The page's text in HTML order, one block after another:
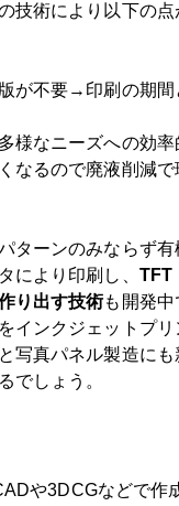
技術により以下の
が不要→印刷の期間
様なニーズへの効
なるので廃液削減
ターンのみならず
により印刷し、 TFT
り出す技術も開発中
インクジェットプリ
写真パネル製造に
でしょう。
や3DCGなどで作